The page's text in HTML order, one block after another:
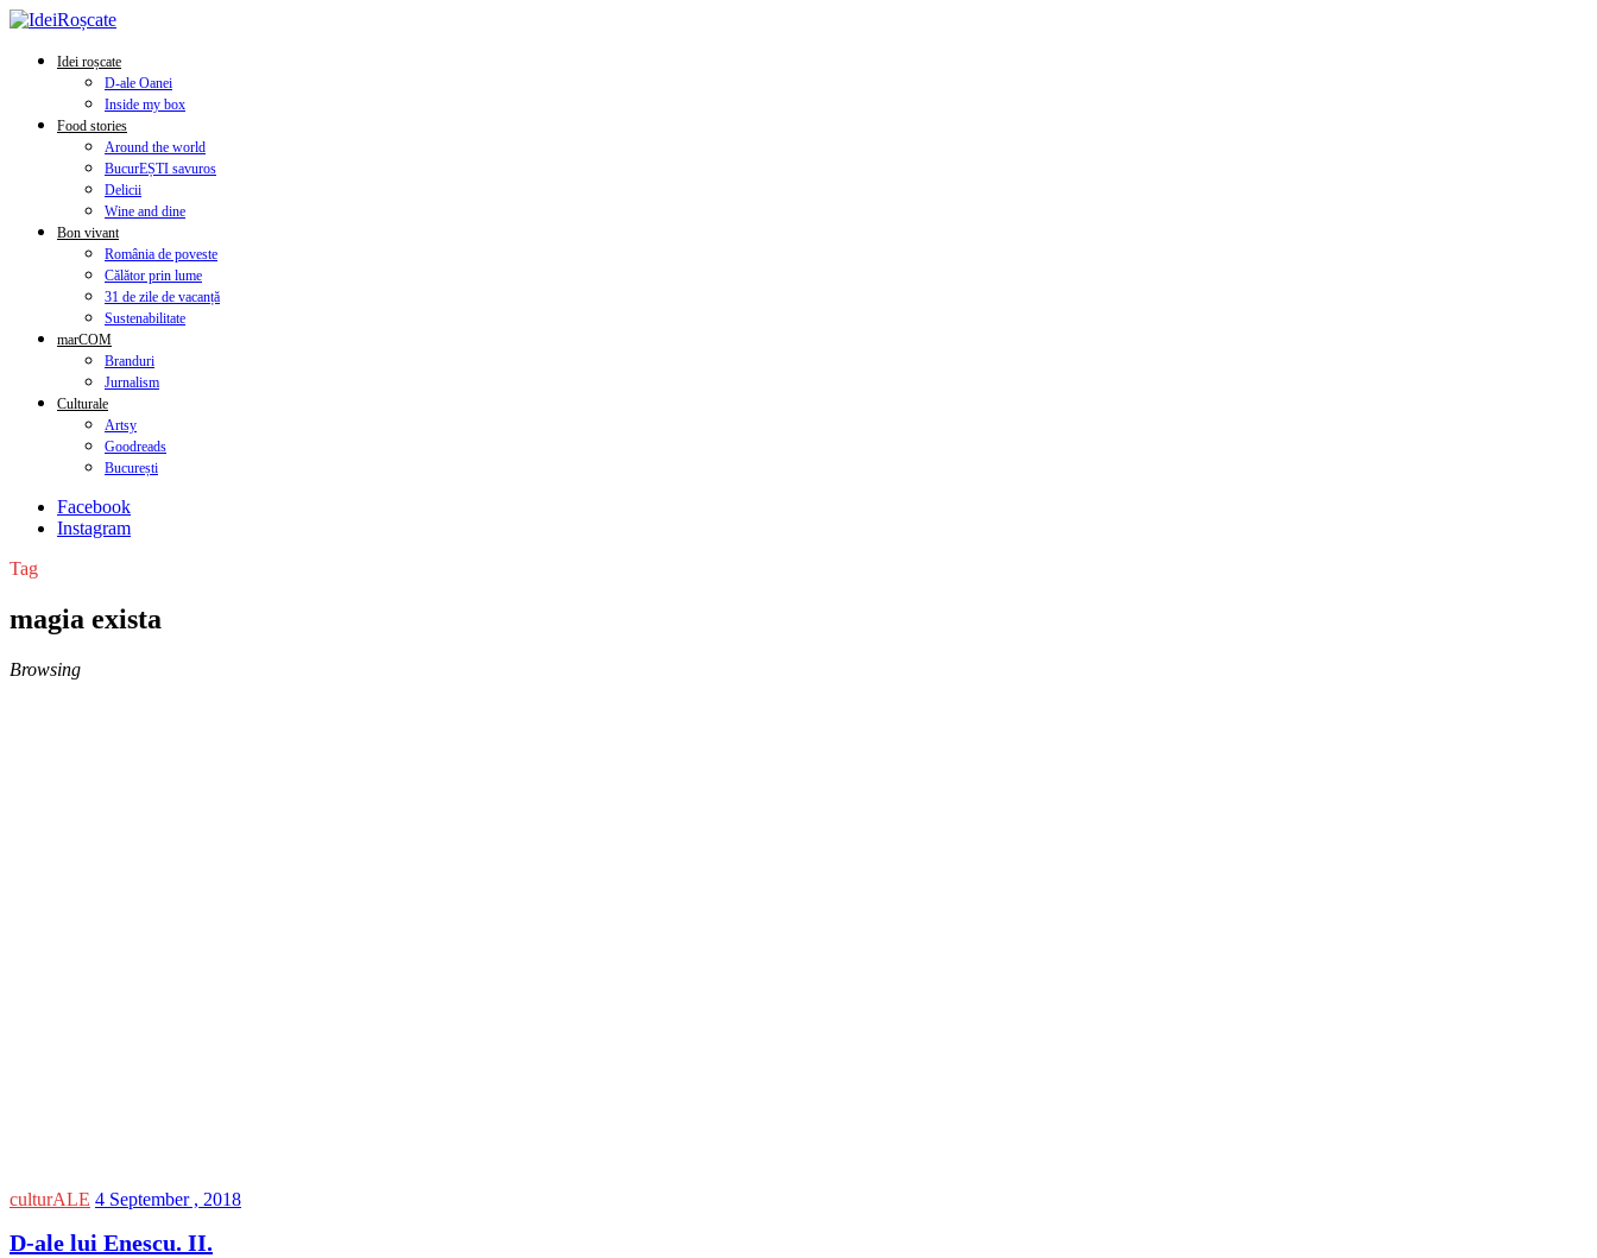
Idei roșcate
D-ale Oanei
Inside my box
Food stories
Around the world
BucurEȘTI savuros
Delicii
Wine and dine
Bon vivant
România de poveste
Călător prin lume
31 de zile de vacanță
Sustenabilitate
marCOM
Branduri
Jurnalism
Culturale
Artsy
Goodreads
București
Facebook
Instagram
Tag
magia exista
Browsing
culturALE 4 September , 2018
D-ale lui Enescu. II.